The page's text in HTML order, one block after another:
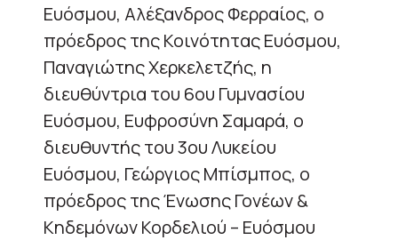
Ευόσμου, Αλέξανδρος Φερραίος, ο
πρόεδρος της Κοινότητας Ευόσμου,
Παναγιώτης Χερκελετζής, η
διευθύντρια του 6ου Γυμνασίου
Ευόσμου, Ευφροσύνη Σαμαρά, ο
διευθυντής του 3ου Λυκείου
Ευόσμου, Γεώργιος Μπίσμπος, ο
πρόεδρος της Ένωσης Γονέων &
Κηδεμόνων Κορδελιού – Ευόσμου